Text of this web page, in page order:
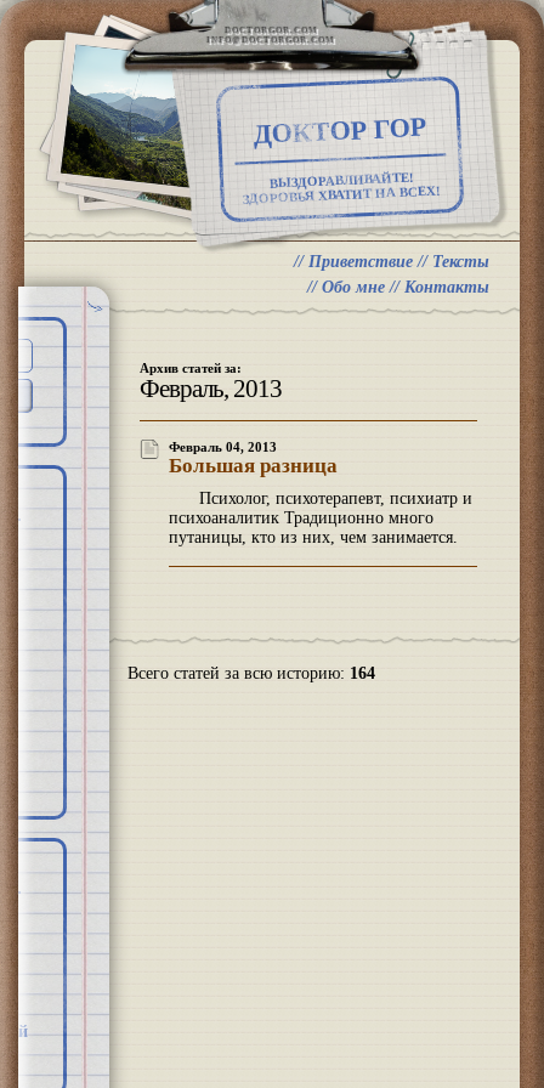
ДОКТОР ГОР
ВЫЗДОРАВЛИВАЙТЕ!
ЗДОРОВЬЯ ХВАТИТ НА ВСЕХ!
DOCTORGOR.COM
INFO@DOCTORGOR.COM
// Приветствие // Тексты
// Обо мне // Контакты
Архив статей за:
Февраль, 2013
Февраль 04, 2013
Большая разница
Психолог, психотерапевт, психиатр и
психоаналитик Традиционно много
путаницы, кто из них, чем занимается.
Всего статей за всю историю: 164